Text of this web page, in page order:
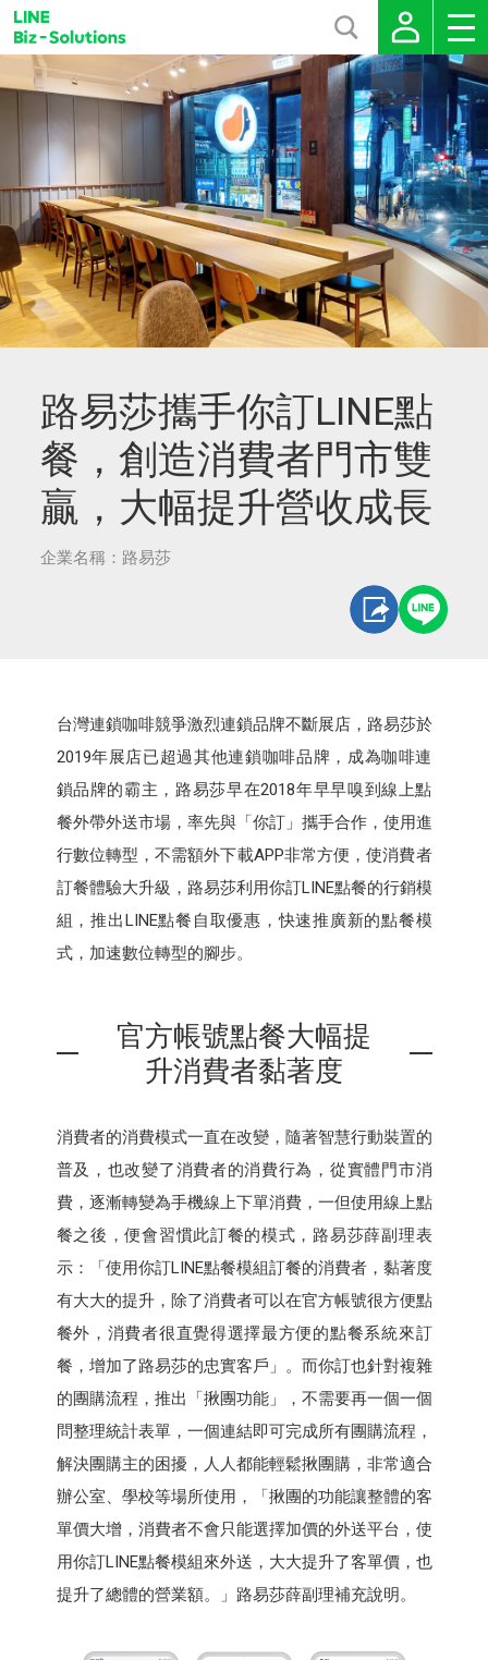
路易莎攜手你訂LINE點
餐，創造消費者門市雙
贏，大幅提升營收成長
企業名稱：路易莎
台灣連鎖咖啡競爭激烈連鎖品牌不斷展店，路易莎於
2019年展店已超過其他連鎖咖啡品牌，成為咖啡連
鎖品牌的霸主，路易莎早在2018年早早嗅到線上點
餐外帶外送市場，率先與「你訂」攜手合作，使用進
行數位轉型，不需額外下載APP非常方便，使消費者
訂餐體驗大升級，路易莎利用你訂LINE點餐的行銷模
組，推出LINE點餐自取優惠，快速推廣新的點餐模
式，加速數位轉型的腳步。
官方帳號點餐大幅提
升消費者黏著度
消費者的消費模式一直在改變，隨著智慧行動裝置的
普及，也改變了消費者的消費行為，從實體門市消
費，逐漸轉變為手機線上下單消費，一但使用線上點
餐之後，便會習慣此訂餐的模式，路易莎薛副理表
示：「使用你訂LINE點餐模組訂餐的消費者，黏著度
有大大的提升，除了消費者可以在官方帳號很方便點
餐外，消費者很直覺得選擇最方便的點餐系統來訂
餐，增加了路易莎的忠實客戶」。而你訂也針對複雜
的團購流程，推出「揪團功能」，不需要再一個一個
問整理統計表單，一個連結即可完成所有團購流程，
解決團購主的困擾，人人都能輕鬆揪團購，非常適合
辦公室、學校等場所使用，「揪團的功能讓整體的客
單價大增，消費者不會只能選擇加價的外送平台，使
用你訂LINE點餐模組來外送，大大提升了客單價，也
提升了總體的營業額。」路易莎薛副理補充說明。